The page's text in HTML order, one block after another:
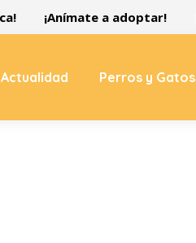
¡Anímate a adoptar!
Actualidad Perros y Gatos